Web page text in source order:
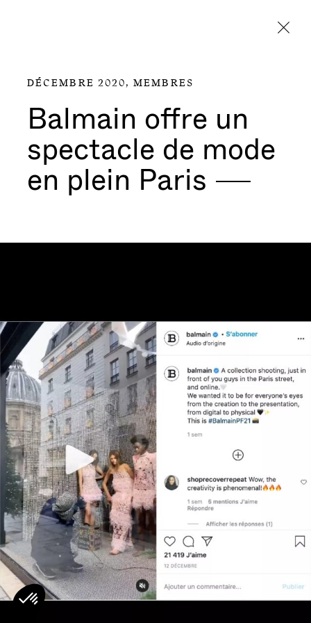
DÉCEMBRE 2020, MEMBRES
Balmain offre un
spectacle de mode
en plein Paris